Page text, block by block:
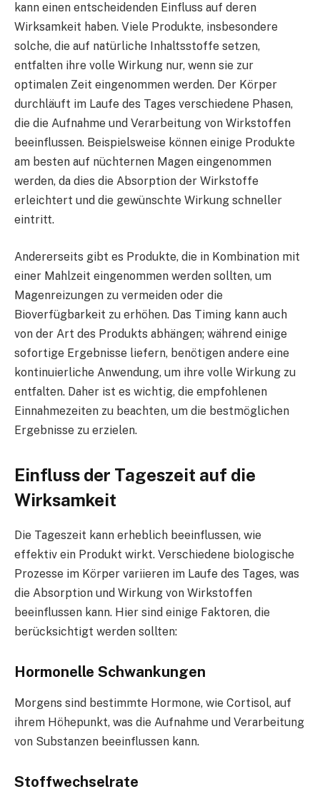
kann einen entscheidenden Einfluss auf deren
Wirksamkeit haben. Viele Produkte, insbesondere
solche, die auf natürliche Inhaltsstoffe setzen,
entfalten ihre volle Wirkung nur, wenn sie zur
optimalen Zeit eingenommen werden. Der Körper
durchläuft im Laufe des Tages verschiedene Phasen,
die die Aufnahme und Verarbeitung von Wirkstoffen
beeinflussen. Beispielsweise können einige Produkte
am besten auf nüchternen Magen eingenommen
werden, da dies die Absorption der Wirkstoffe
erleichtert und die gewünschte Wirkung schneller
eintritt.
Andererseits gibt es Produkte, die in Kombination mit
einer Mahlzeit eingenommen werden sollten, um
Magenreizungen zu vermeiden oder die
Bioverfügbarkeit zu erhöhen. Das Timing kann auch
von der Art des Produkts abhängen; während einige
sofortige Ergebnisse liefern, benötigen andere eine
kontinuierliche Anwendung, um ihre volle Wirkung zu
entfalten. Daher ist es wichtig, die empfohlenen
Einnahmezeiten zu beachten, um die bestmöglichen
Ergebnisse zu erzielen.
Einfluss der Tageszeit auf die
Wirksamkeit
Die Tageszeit kann erheblich beeinflussen, wie
effektiv ein Produkt wirkt. Verschiedene biologische
Prozesse im Körper variieren im Laufe des Tages, was
die Absorption und Wirkung von Wirkstoffen
beeinflussen kann. Hier sind einige Faktoren, die
berücksichtigt werden sollten:
Hormonelle Schwankungen
Morgens sind bestimmte Hormone, wie Cortisol, auf
ihrem Höhepunkt, was die Aufnahme und Verarbeitung
von Substanzen beeinflussen kann.
Stoffwechselrate